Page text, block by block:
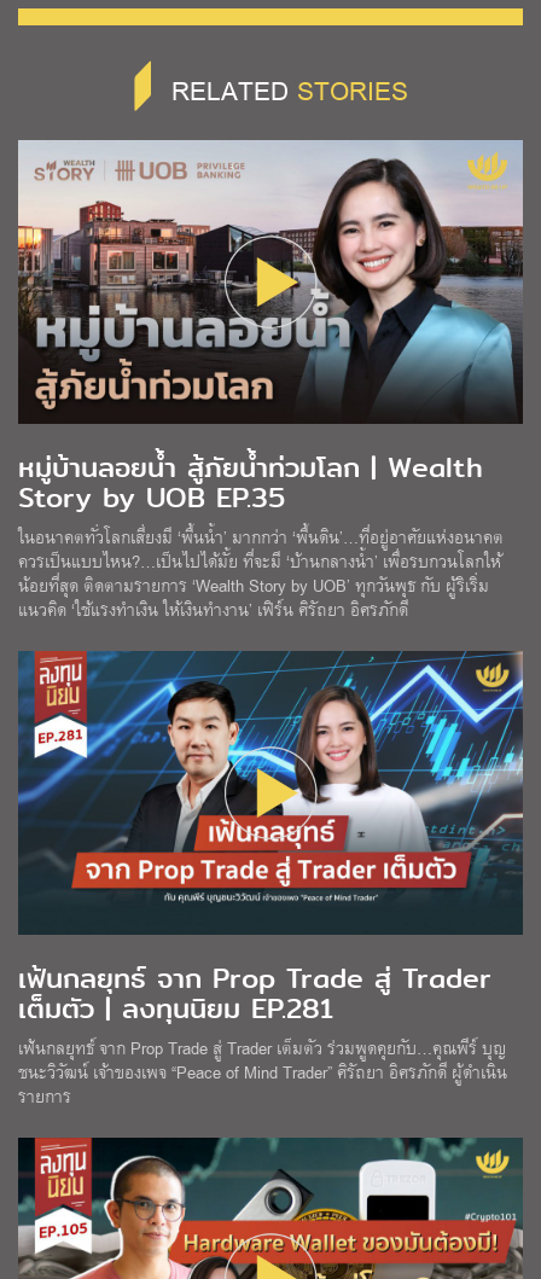
RELATED STORIES
หมู่บ้านลอยน้ำ สู้ภัยน้ำท่วมโลก | Wealth
Story by UOB EP.35
ในอนาคตทั่วโลกเสี่ยงมี ‘พื้นน้ำ’ มากกว่า ‘พื้นดิน’…ที่อยู่อาศัยแห่งอนาคต
ควรเป็นแบบไหน?…เป็นไปได้มั้ย ที่จะมี ‘บ้านกลางน้ำ’ เพื่อรบกวนโลกให้
น้อยที่สุด ติดตามรายการ ‘Wealth Story by UOB’ ทุกวันพุธ กับ ผู้ริเริ่ม
แนวคิด ‘ใช้แรงทำเงิน ให้เงินทำงาน’ เฟิร์น ศิรัถยา อิศรภักดี
เฟ้นกลยุทธ์ จาก Prop Trade สู่ Trader
เต็มตัว | ลงทุนนิยม EP.281
เฟ้นกลยุทธ์ จาก Prop Trade สู่ Trader เต็มตัว ร่วมพูดคุยกับ…คุณพีร์ บุญ
ชนะวิวัฒน์ เจ้าของเพจ “Peace of Mind Trader” ศิรัถยา อิศรภักดี ผู้ดำเนิน
รายการ